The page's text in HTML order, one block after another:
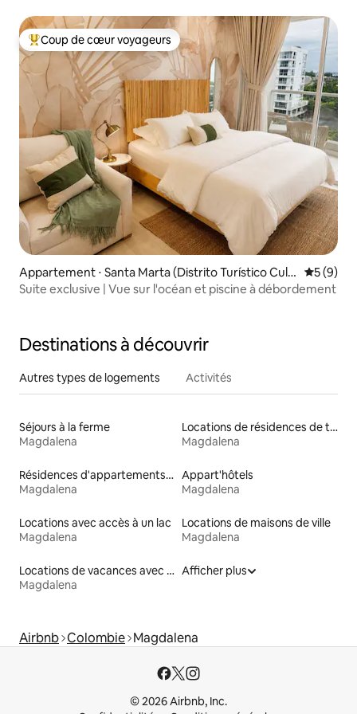
Coups de cœur voyageurs les plus appréciés
Coup de cœur voyageurs
Appartement ⋅ Santa Marta (Distrito Turístico Cult
ural E Histórico)
5 (9)
Suite exclusive | Vue sur l'océan et piscine à débordement
Destinations à découvrir
Autres types de logements Activités
Séjours à la ferme
Magdalena
Locations de résidences de tourisme
Magdalena
Résidences d'appartements en location
Magdalena
Appart'hôtels
Magdalena
Locations avec accès à un lac
Magdalena
Locations de maisons de ville
Magdalena
Locations de vacances avec piscine
Magdalena
Afficher plus
Airbnb Colombie Magdalena
© 2026 Airbnb, Inc.